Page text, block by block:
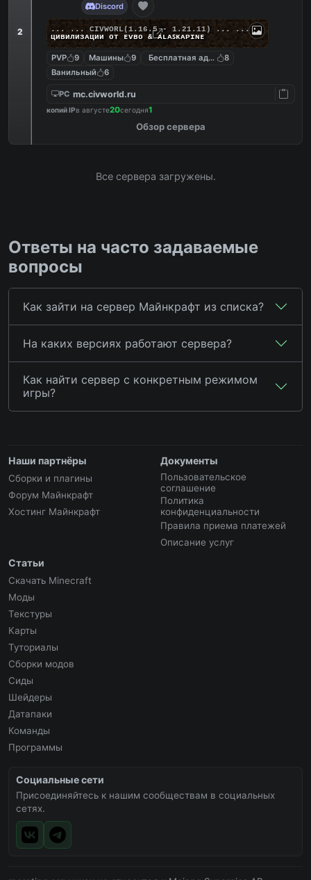
2
Discord
... ... CIVWORL (1.16.5 - 1.21.11) ... ...
циʙилизᴀции от ᴇᴠʙᴏ & ᴀʟᴀꜱᴋᴀᴘɪɴᴇ
PVP 9 Машины 9 Бесплатная админка
8
Ванильный
6
PC mc.civworld.ru
копий IPв августе20сегодня1
Обзор сервера
Все сервера загружены.
Ответы на часто задаваемые
вопросы
Как зайти на сервер Майнкрафт из списка?
На каких версиях работают сервера?
Как найти сервер с конкретным режимом
игры?
Наши партнёры
Сборки и плагины
Форум Майнкрафт
Хостинг Майнкрафт
Документы
Пользовательское
соглашение
Политика
конфиденциальности
Правила приема платежей
Описание услуг
Статьи
Скачать Minecraft
Моды
Текстуры
Карты
Туториалы
Сборки модов
Сиды
Шейдеры
Датапаки
Команды
Программы
Социальные сети
Присоединяйтесь к нашим сообществам в социальных
сетях.